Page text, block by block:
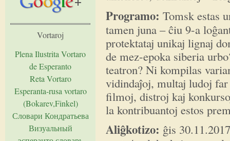
Programo: Tomsk estas
tamen juna – ĉiu 9-a
protektataj unikaj lignaj
de mez-epoka siberia
teatron? Ni kompilas
vidindaĵoj, multaj ludoj
filmoj, distroj kaj
la kontribuantoj estos
Aliĝkotizo: ĝis
Vortaroj
Plena Ilustrita Vortaro
de Esperanto
Reta Vortaro
Esperanta-rusa vortaro
(Bokarev,Finkel)
Словари Кондратьева
Визуальный